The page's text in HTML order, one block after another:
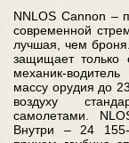
NNLOS Cannon –
современной
лучшая, чем
защищает только
механик-
массу орудия до
воздуху
самолетами.
Внутри – 24